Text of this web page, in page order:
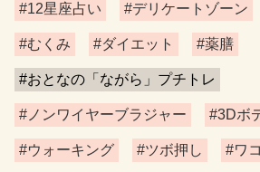
#12星座占い #デリケートゾーン
#むくみ #ダイエット #薬膳
#おとなの「ながら」プチトレ
#ノンワイヤーブラジャー #3Dボ
#ウォーキング #ツボ押し #ワ